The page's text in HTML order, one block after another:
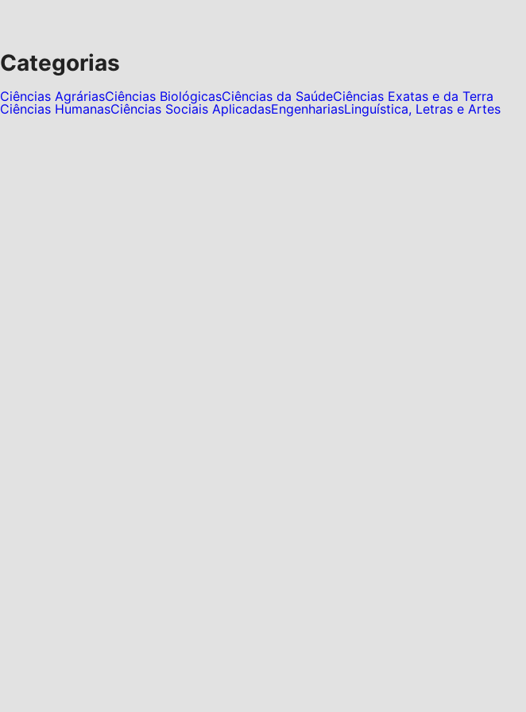
Categorias
Ciências AgráriasCiências BiológicasCiências da SaúdeCiências Exatas e da Terra
Ciências HumanasCiências Sociais AplicadasEngenhariasLinguística, Letras e Artes